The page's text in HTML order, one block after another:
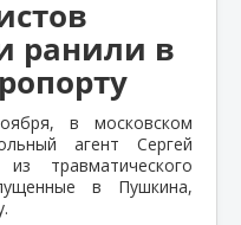
ранили в
в московском
агент Сергей
травматического
в Пушкина,